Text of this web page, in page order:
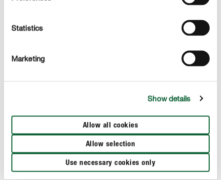
Statistics
Marketing
Show details
Allow all cookies
Allow selection
Use necessary cookies only
Les grandes feuilles du chou frisé se forment au milieu
suffisamment. En général,
les arrosages doivent être
également de lutter contre les altises qui peuvent
tracer des sillons qui facilitent l’irrigation et favorisent le
développement spectaculaire des choux frisés.
Amender suffisamment le sol pour favoriser une